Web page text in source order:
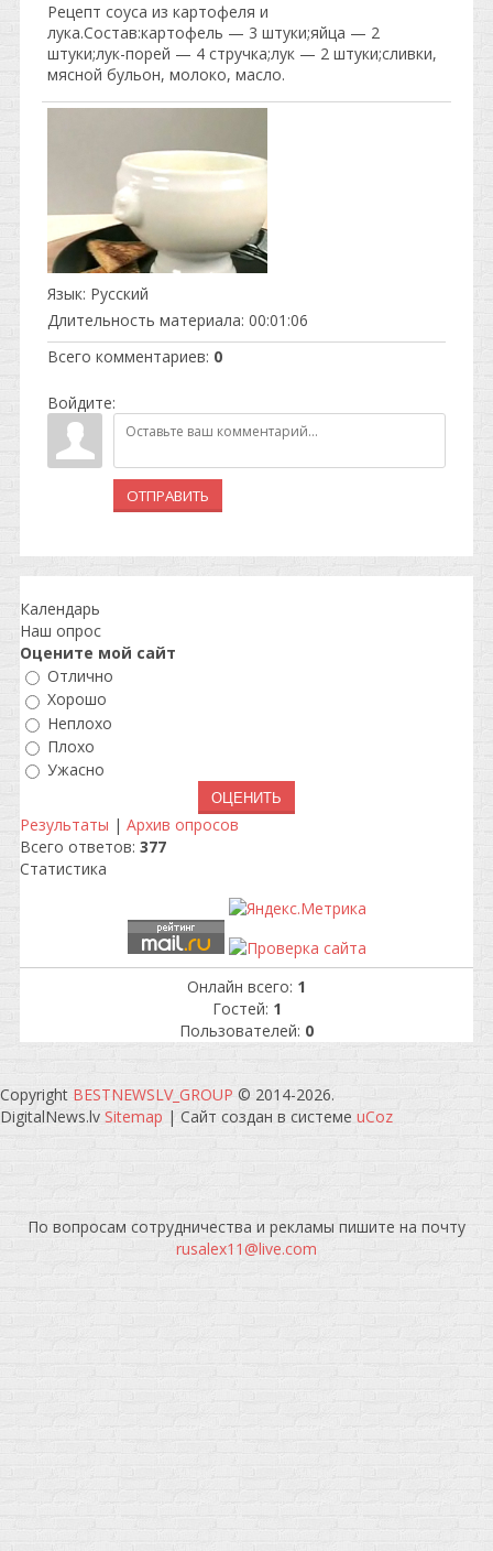
Рецепт соуса из картофеля и
лука.Состав:картофель — 3 штуки;яйца — 2
штуки;лук-порей — 4 стручка;лук — 2 штуки;сливки,
мясной бульон, молоко, масло.
Язык: Русский
Длительность материала: 00:01:06
Всего комментариев: 0
Войдите:
ОТПРАВИТЬ
Календарь
Наш опрос
Оцените мой сайт
Отлично
Хорошо
Неплохо
Плохо
Ужасно
Результаты | Архив опросов
Всего ответов: 377
Статистика
Онлайн всего: 1
Гостей: 1
Пользователей: 0
Copyright BESTNEWSLV_GROUP © 2014-2026.
DigitalNews.lv Sitemap | Сайт создан в системе uCoz
По вопросам сотрудничества и рекламы пишите на почту
rusalex11@live.com